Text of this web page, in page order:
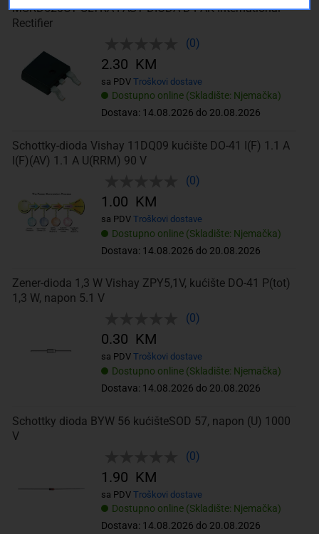
MURD620CT ULTRA FAST DIODA D-PAK International
Rectifier
(0)
Dostupno online (Skladište: Njemačka)
Dostava: 14.08.2026 do 20.08.2026
2.30 KM
sa PDV Troškovi dostave
Schottky-dioda Vishay 11DQ09 kućište DO-41 I(F) 1.1 A
I(F)(AV) 1.1 A U(RRM) 90 V
(0)
Dostupno online (Skladište: Njemačka)
Dostava: 14.08.2026 do 20.08.2026
1.00 KM
sa PDV Troškovi dostave
Zener-dioda 1,3 W Vishay ZPY5,1V, kućište DO-41 P(tot)
1,3 W, napon 5.1 V
(0)
Dostupno online (Skladište: Njemačka)
Dostava: 14.08.2026 do 20.08.2026
0.30 KM
sa PDV Troškovi dostave
Schottky dioda BYW 56 kućišteSOD 57, napon (U) 1000
V
(0)
Dostupno online (Skladište: Njemačka)
Dostava: 14.08.2026 do 20.08.2026
1.90 KM
sa PDV Troškovi dostave